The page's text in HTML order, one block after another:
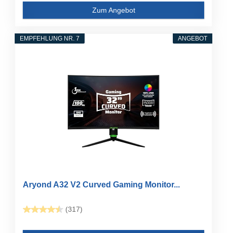
Zum Angebot
ANGEBOT
EMPFEHLUNG NR. 7
Aryond A32 V2 Curved Gaming Monitor...
(317)